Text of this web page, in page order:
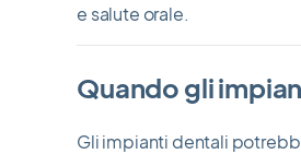
e salute orale.
Quando gli
Gli impianti dentali